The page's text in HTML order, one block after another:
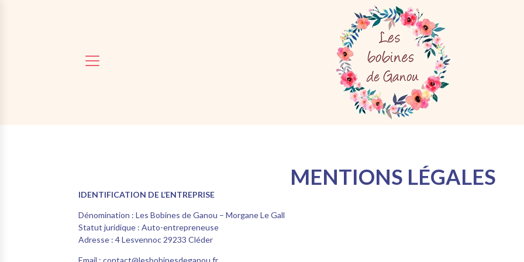
MENTIONS LÉGALES
IDENTIFICATION DE L’ENTREPRISE
Dénomination : Les Bobines de Ganou – Morgane Le Gall
Statut juridique : Auto-entrepreneuse
Adresse :4 Lesvennoc 29233 Cléder
Email : contact@lesbobinesdeganou.fr